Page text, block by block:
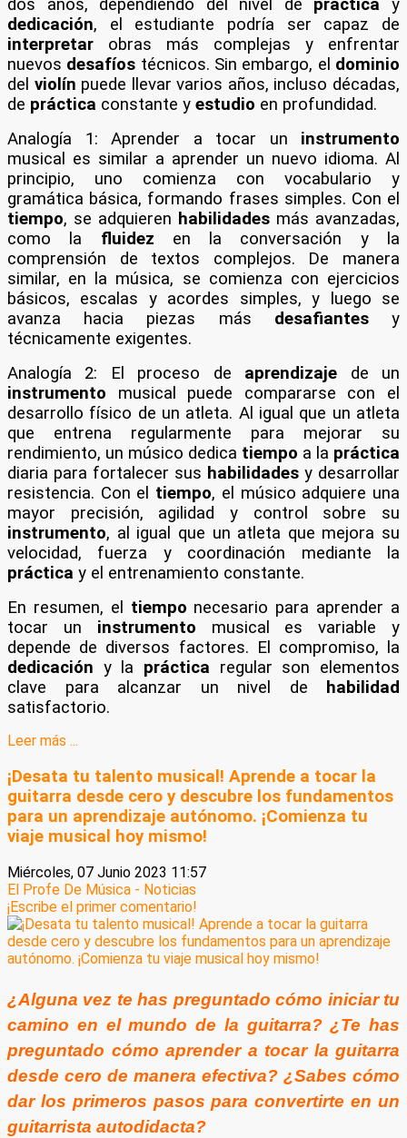
dos años, dependiendo del nivel de práctica y
dedicación, el estudiante podría ser capaz de
interpretar obras más complejas y enfrentar
nuevos desafíos técnicos. Sin embargo, el dominio
del violín puede llevar varios años, incluso décadas,
de práctica constante y estudio en profundidad.
Analogía 1: Aprender a tocar un instrumento
musical es similar a aprender un nuevo idioma. Al
principio, uno comienza con vocabulario y
gramática básica, formando frases simples. Con el
tiempo, se adquieren habilidades más avanzadas,
como la fluidez en la conversación y la
comprensión de textos complejos. De manera
similar, en la música, se comienza con ejercicios
básicos, escalas y acordes simples, y luego se
avanza hacia piezas más desafiantesy
técnicamente exigentes.
Analogía 2: El proceso de aprendizaje de un
instrumento musical puede compararse con el
desarrollo físico de un atleta. Al igual que un atleta
que entrena regularmente para mejorar su
rendimiento, un músico dedica tiempo a la práctica
diaria para fortalecer sus habilidades y desarrollar
resistencia. Con el tiempo, el músico adquiere una
mayor precisión, agilidad y control sobre su
instrumento, al igual que un atleta que mejora su
velocidad, fuerza y coordinación mediante la
práctica y el entrenamiento constante.
En resumen, el tiempo necesario para aprender a
tocar un instrumento musical es variable y
depende de diversos factores. El compromiso, la
dedicación y la práctica regular son elementos
clave para alcanzar un nivel de
habilidad
satisfactorio.
Leer más ...
¡Desata tu talento musical! Aprende a tocar la
guitarra desde cero y descubre los fundamentos
para un aprendizaje autónomo. ¡Comienza tu
viaje musical hoy mismo!
Miércoles, 07 Junio 2023 11:57
El Profe De Música - Noticias
¡Escribe el primer comentario!
¿Alguna vez te has preguntado cómo iniciar tu
camino en el mundo de la guitarra? ¿Te has
preguntado cómo aprender a tocar la guitarra
desde cero de manera efectiva? ¿Sabes cómo
dar los primeros pasos para convertirte en un
guitarrista autodidacta?